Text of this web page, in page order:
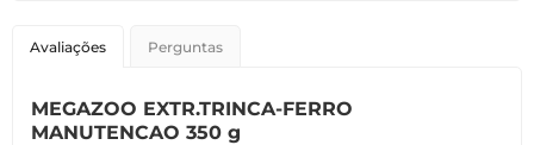
Avaliações Perguntas
MEGAZOO EXTR.TRINCA-FERRO
MANUTENCAO 350 g